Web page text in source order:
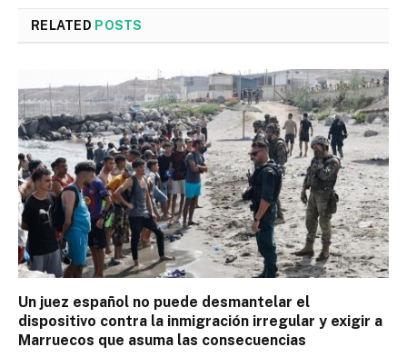
RELATED POSTS
Un juez español no puede desmantelar el
dispositivo contra la inmigración irregular y exigir a
Marruecos que asuma las consecuencias